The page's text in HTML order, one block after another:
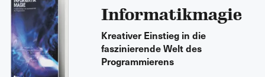
Informatikmagie
Kreativer Einstieg in die
faszinierende Welt des
Programmierens